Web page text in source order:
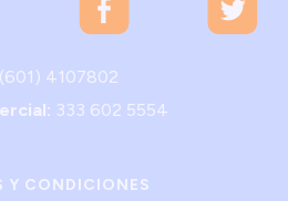
4107802
333 602 5554
Y CONDICIONES